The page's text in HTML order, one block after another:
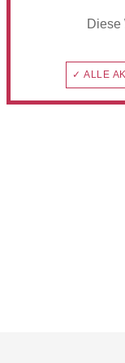
Diese
✓ ALLE